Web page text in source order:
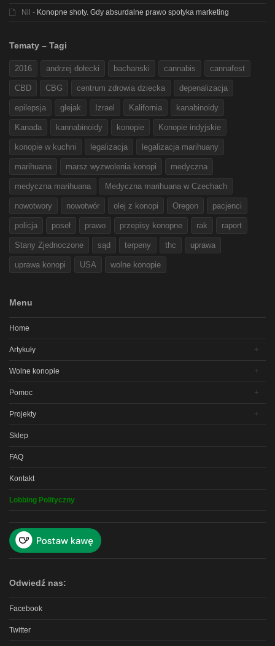
Nil - Konopne shoty. Gdy absurdalne prawo spotyka marketing
Tematy – Tagi
2016 andrzej dołecki bachanski cannabis cannafest
CBD CBG centrum zdrowia dziecka depenalizacja
epilepsja glejak Izrael Kalifornia kanabinoidy
Kanada kannabinoidy konopie Konopie indyjskie
konopie w kuchni legalizacja legalizacja marihuany
marihuana marsz wyzwolenia konopi medyczna
medyczna marihuana Medyczna marihuana w Czechach
nowotwory nowotwór olej z konopi Oregon pacjenci
policja poseł prawo przepisy konopne rak raport
Stany Zjednoczone sąd terpeny thc uprawa
uprawa konopi USA wolne konopie
Menu
Home
Artykuły
Wolne konopie
Pomoc
Projekty
Sklep
FAQ
Kontakt
Lobbing Polityczny
Odwiedź nas:
Facebook
Twitter